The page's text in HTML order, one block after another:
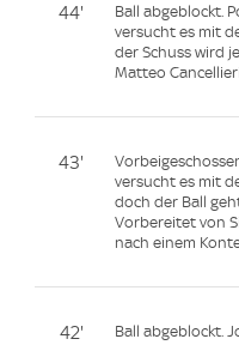
44'
Ball abgeblockt.
versucht es mit
der Schuss wird
Matteo
43'
versucht es mit
doch der Ball
Vorbereitet von
nach einem
42'
Ball abgeblockt.